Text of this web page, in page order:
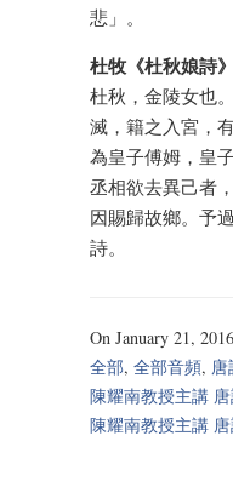
悲」。
杜牧《杜秋娘詩
杜秋，金陵女也
滅，籍之入宮，
為皇子傅姆，皇
丞相欲去異己者
因賜歸故鄉。予
詩。
On January 21, 2016
全部, 全部音頻, 唐
陳耀南教授主講
陳耀南教授主講